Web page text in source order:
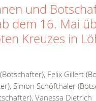
und
dem 16. Mai
Kreuzes in
Felix Gillert
Simon Schöfthaler
Vanessa Dietrich